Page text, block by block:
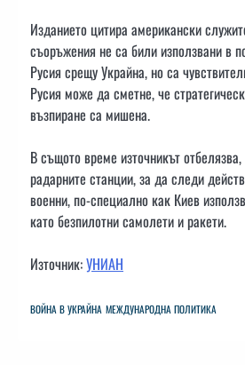
Изданието цитира американски
съоръжения не са били използвани в
Русия срещу Украйна, но са
Русия може да сметне, че
възпиране са мишена.
В същото време източникът
радарните станции, за да следи
военни, по-специално как Киев
като безпилотни самолети и ракети.
Източник:УНИАН
ВОЙНА В УКРАЙНА МЕЖДУНАРОДНА ПОЛИТИКА